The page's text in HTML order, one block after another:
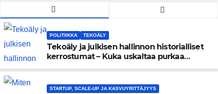
POLITIIKKA TEKOÄLY
Tekoäly ja julkisen hallinnon historialliset
kerrostumat – Kuka uskaltaa purkaa
STARTUP, SCALE-UP JA KASVUYRITTÄJYYS